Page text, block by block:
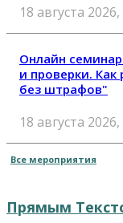
18 августа
Онлайн
и проверки.
без штрафов"
18 августа
Все мероприятия
Прямым